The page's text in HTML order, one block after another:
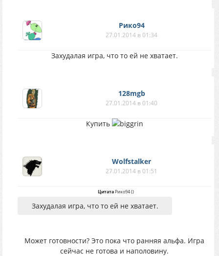
Рико94
27.01.2014 в 01:34
Захудалая игра, что то ей не хватает.
128mgb
27.01.2014 в 01:40
Купить
Wolfstalker
27.01.2014 в 01:51
ЦитатаРико94()
Захудалая игра, что то ей не хватает.
Может готовности? Это пока что ранняя альфа. Игра
сейчас не готова и наполовину.